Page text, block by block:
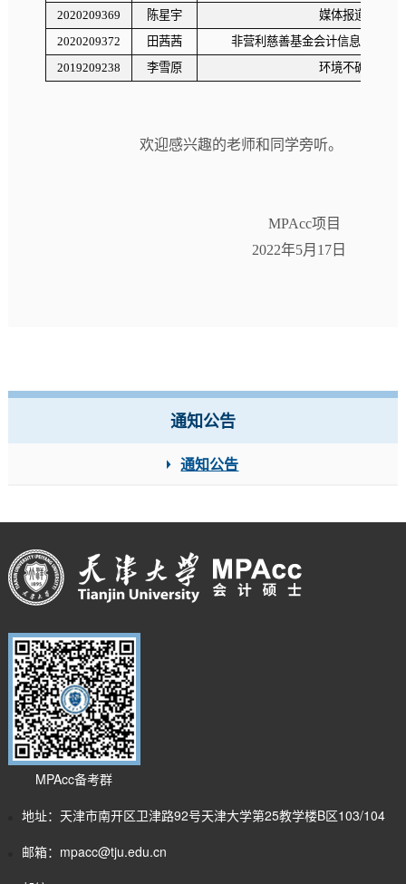
2020209369
陈星宇
媒体报道对企业
2020209372
田茜茜
非营利慈善基金会计信息披露
2019209238
李雪原 环境不确定性对
欢迎感兴趣的老师和同学旁听。
MPAcc项目
2022年5月 17日
通知公告
通知公告
MPAcc备考群
地址：天津市南开区卫津路92号天津大学第25教学楼B区103/104
邮箱：mpacc@tju.edu.cn